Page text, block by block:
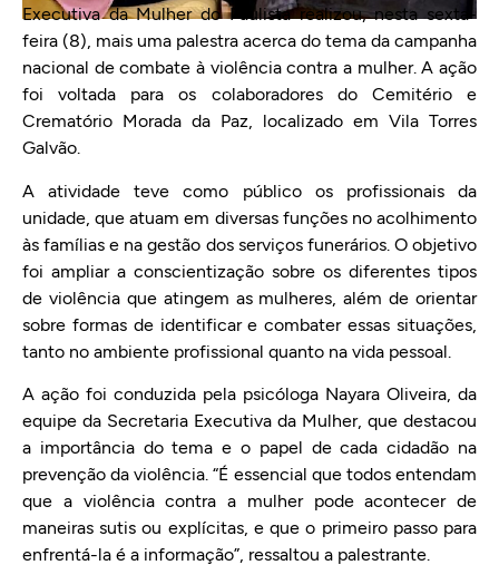
Executiva da Mulher do Paulista realizou, nesta sexta-
feira (8), mais uma palestra acerca do tema da campanha
nacional de combate à violência contra a mulher. A ação
foi voltada para os colaboradores do Cemitério e
Crematório Morada da Paz, localizado em Vila Torres
Galvão.
A atividade teve como público os profissionais da
unidade, que atuam em diversas funções no acolhimento
às famílias e na gestão dos serviços funerários. O objetivo
foi ampliar a conscientização sobre os diferentes tipos
de violência que atingem as mulheres, além de orientar
sobre formas de identificar e combater essas situações,
tanto no ambiente profissional quanto na vida pessoal.
A ação foi conduzida pela psicóloga Nayara Oliveira, da
equipe da Secretaria Executiva da Mulher, que destacou
a importância do tema e o papel de cada cidadão na
prevenção da violência. “É essencial que todos entendam
que a violência contra a mulher pode acontecer de
maneiras sutis ou explícitas, e que o primeiro passo para
enfrentá-la é a informação”, ressaltou a palestrante.